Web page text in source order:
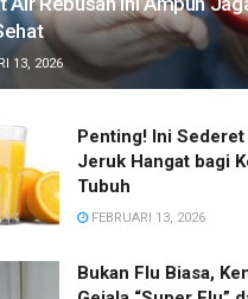
13, 2026
Penting! Ini
Jeruk Hangat bagi
Tubuh
FEBRUARI 13, 2026
Bukan Flu Biasa,